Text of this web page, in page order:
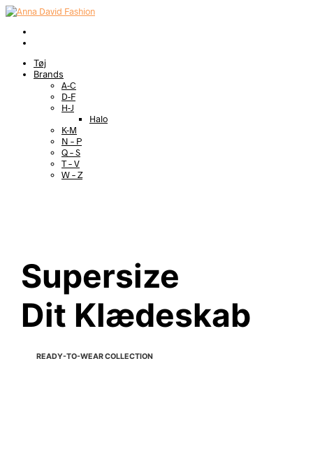
Tøj
Brands
A-C
D-F
H-J
Halo
K-M
N – P
Q – S
T – V
W – Z
Supersize
Dit Klædeskab
READY-TO-WEAR COLLECTION